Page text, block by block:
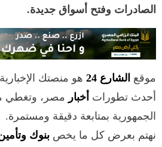
الصادرات وفتح أسواق جديدة.
موقع الشارع 24
هو منصتك
أحدث تطورات أخبار مصر، وتغطي
الجمهورية بمتابعة دقيقة ومستمرة.
نهتم بعرض كل ما يخص بنوك